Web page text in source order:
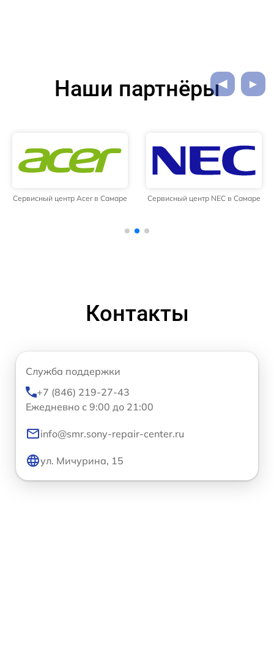
Наши партнёры
Сервисный центр Acer в Самаре Сервисный центр NEC в Самаре
Контакты
Служба поддержки
+7 (846) 219-27-43
Ежедневно с 9:00 до 21:00
info@smr.sony-repair-center.ru
ул. Мичурина, 15